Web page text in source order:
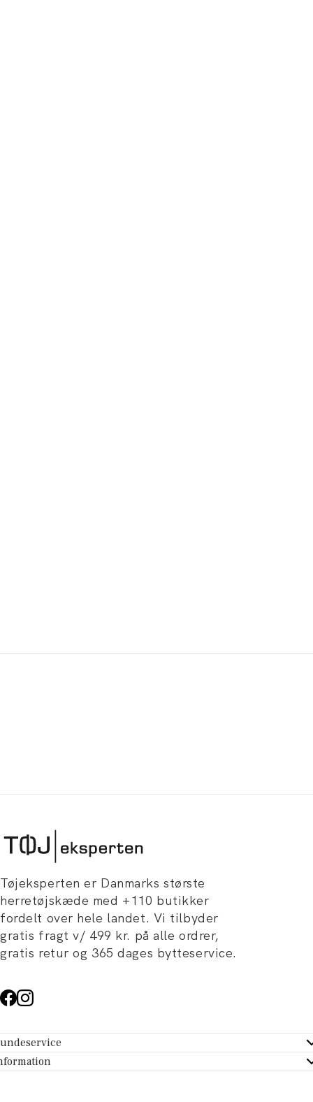
Tøjeksperten er Danmarks største
herretøjskæde med +110 butikker
fordelt over hele landet. Vi tilbyder
gratis fragt v/ 499 kr. på alle ordrer,
gratis retur og 365 dages bytteservice.
- Hjælpecenter
Tøjeksperten